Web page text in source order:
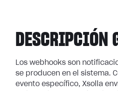
DESCRIPCIÓN
Los webhooks son
se producen en el sistema.
evento específico, Xsolla